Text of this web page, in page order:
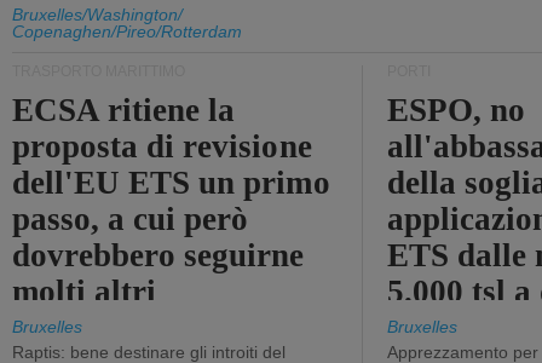
Bruxelles/Washington/
Copenaghen/Pireo/Rotterdam
ECSA ritiene la
proposta di revisione
dell'EU ETS un primo
passo, a cui però
dovrebbero seguirne
molti altri
Bruxelles
Raptis: bene destinare gli introiti del
ESPO, no
della
ETS dalle
5.000 tsl
400 tsl
Bruxelles
Apprezzamento